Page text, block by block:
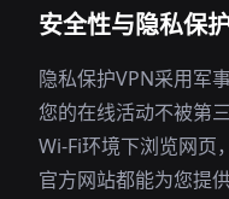
安全性与隐私保
隐私保护VPN采用军
您的在线活动不被第
Wi-Fi环境下浏览网页
官方网站都能为您提